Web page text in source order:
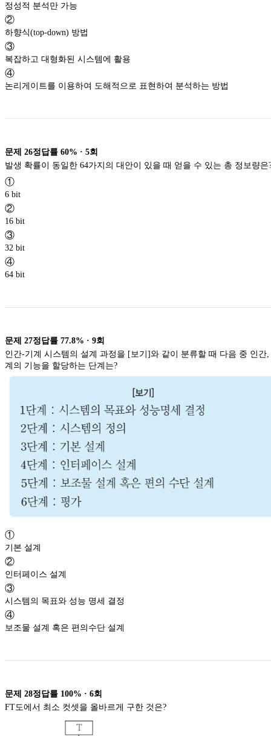
정성적 분석만 가능
②
하향식(top-down) 방법
③
복잡하고 대형화된 시스템에 활용
④
논리게이트를 이용하여 도해적으로 표현하여 분석하는 방법
문제 26정답률 60% · 5회
발생 확률이 동일한 64가지의 대안이 있을 때 얻을 수 있는 총 정보량은
①
6 bit
②
16 bit
③
32 bit
④
64 bit
문제 27정답률 77.8% · 9회
인간-기계 시스템의 설계 과정을 [보기]와 같이 분류할 때 다음 중 인간,
계의 기능을 할당하는 단계는?
①
기본 설계
②
인터페이스 설계
③
시스템의 목표와 성능 명세 결정
④
보조물 설계 혹은 편의수단 설계
문제 28정답률 100% · 6회
FT도에서 최소 컷셋을 올바르게 구한 것은?